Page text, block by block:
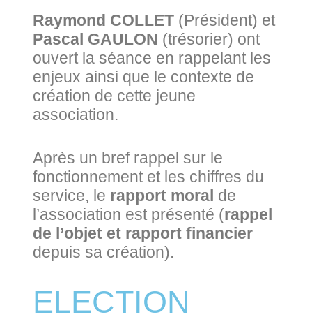
Raymond COLLET(Président) et
Pascal GAULON (trésorier) ont
ouvert la séance en rappelant les
enjeux ainsi que le contexte de
création de cette jeune
association.
Après un bref rappel sur le
fonctionnement et les chiffres du
service, le rapport moral de
l’association est présenté (rappel
de l’objet et rapport financier
depuis sa création).
ELECTION